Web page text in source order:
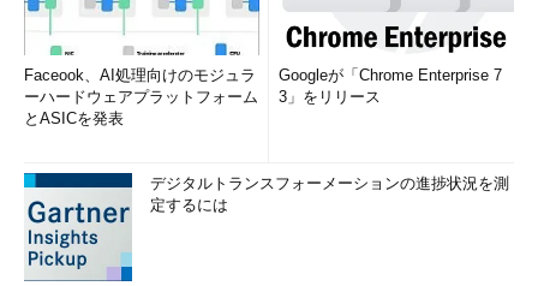
Faceook、AI処理向けのモジュラ
ーハードウェアプラットフォーム
とASICを発表
Googleが「Chrome Enterprise 7
3」をリリース
デジタルトランスフォーメーションの進捗状況を測
定するには